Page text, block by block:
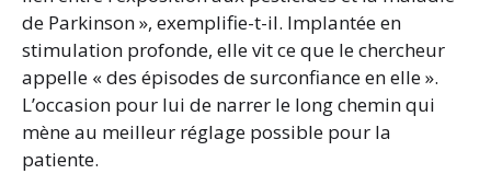
de Parkinson », exemplifie-t-il. Implantée en
stimulation profonde, elle vit ce que le chercheur
appelle « des épisodes de surconfiance en elle ».
L’occasion pour lui de narrer le long chemin qui
mène au meilleur réglage possible pour la
patiente.